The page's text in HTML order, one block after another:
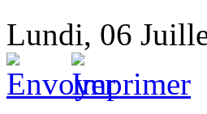
Lundi, 06